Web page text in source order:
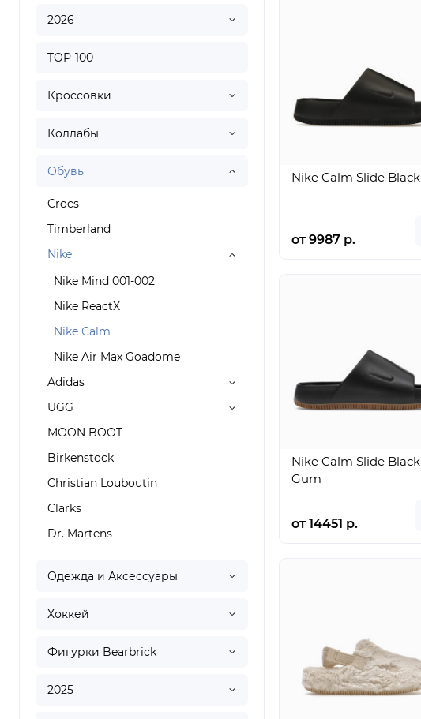
2026
TOP-100
Кроссовки
Коллабы
Обувь
Crocs
Timberland
Nike
Nike Mind 001-002
Nike ReactX
Nike Calm
Nike Air Max Goadome
Adidas
UGG
MOON BOOT
Birkenstock
Christian Louboutin
Clarks
Dr. Martens
Одежда и Аксессуары
Хоккей
Фигурки Bearbrick
2025
Nike Calm Slide Black
от 9987 р.
Nike Calm Slide Black
Gum
от 14451 р.